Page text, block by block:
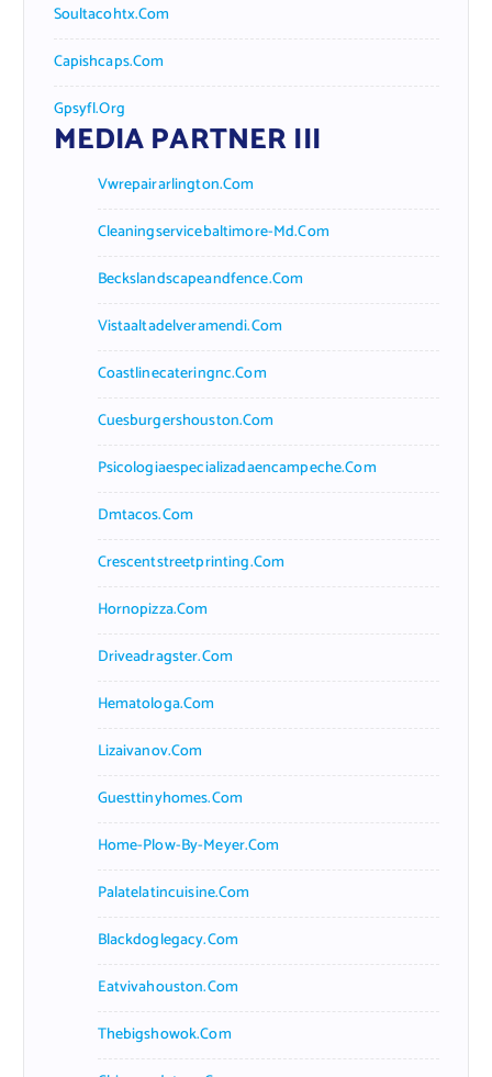
Soultacohtx.com
Capishcaps.com
Gpsyfl.org
MEDIA PARTNER III
Vwrepairarlington.com
Cleaningservicebaltimore-Md.com
Beckslandscapeandfence.com
Vistaaltadelveramendi.com
Coastlinecateringnc.com
Cuesburgershouston.com
Psicologiaespecializadaencampeche.com
Dmtacos.com
Crescentstreetprinting.com
Hornopizza.com
Driveadragster.com
Hematologa.com
Lizaivanov.com
Guesttinyhomes.com
Home-Plow-By-Meyer.com
Palatelatincuisine.com
Blackdoglegacy.com
Eatvivahouston.com
Thebigshowok.com